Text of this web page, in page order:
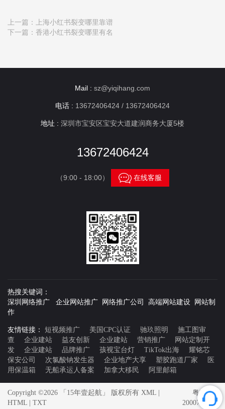
上一篇：
上海小红书裂变哪里靠谱
下一篇： 香港小红书裂变哪里有名
Mail : sz@yiqihang.com
电话 : 13672406424 / 13672406424
地址 : 深圳市宝安区宝安大道建润商务大厦5楼
13672406424
（9:00 - 18:00） 在线客服
热搜关键词：
深圳网络推广 企业网站推广 网络推广公司 高端网站建设 网站制
作
友情链接： 短视频推广 美国CPC认证 驰玖照明
施工图审
查
企业建站 益友创新 企业建站 营销推广
网站定制开
发
企业建站 品牌推广 孩视宝台灯 TikTok出海
耀铭芯
保安公司
次氯酸钠发生器 企业地产大享 塑胶跑道厂家
医
用保温箱
无船承运人备案 加拿大移民 阿里邮箱
Copyright ©2026 「15年壹起航」 版权所有 XML |
HTML | TXT
粤ICP备
20007592号